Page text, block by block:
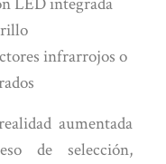
infrarrojos o
aumentada
de selección,